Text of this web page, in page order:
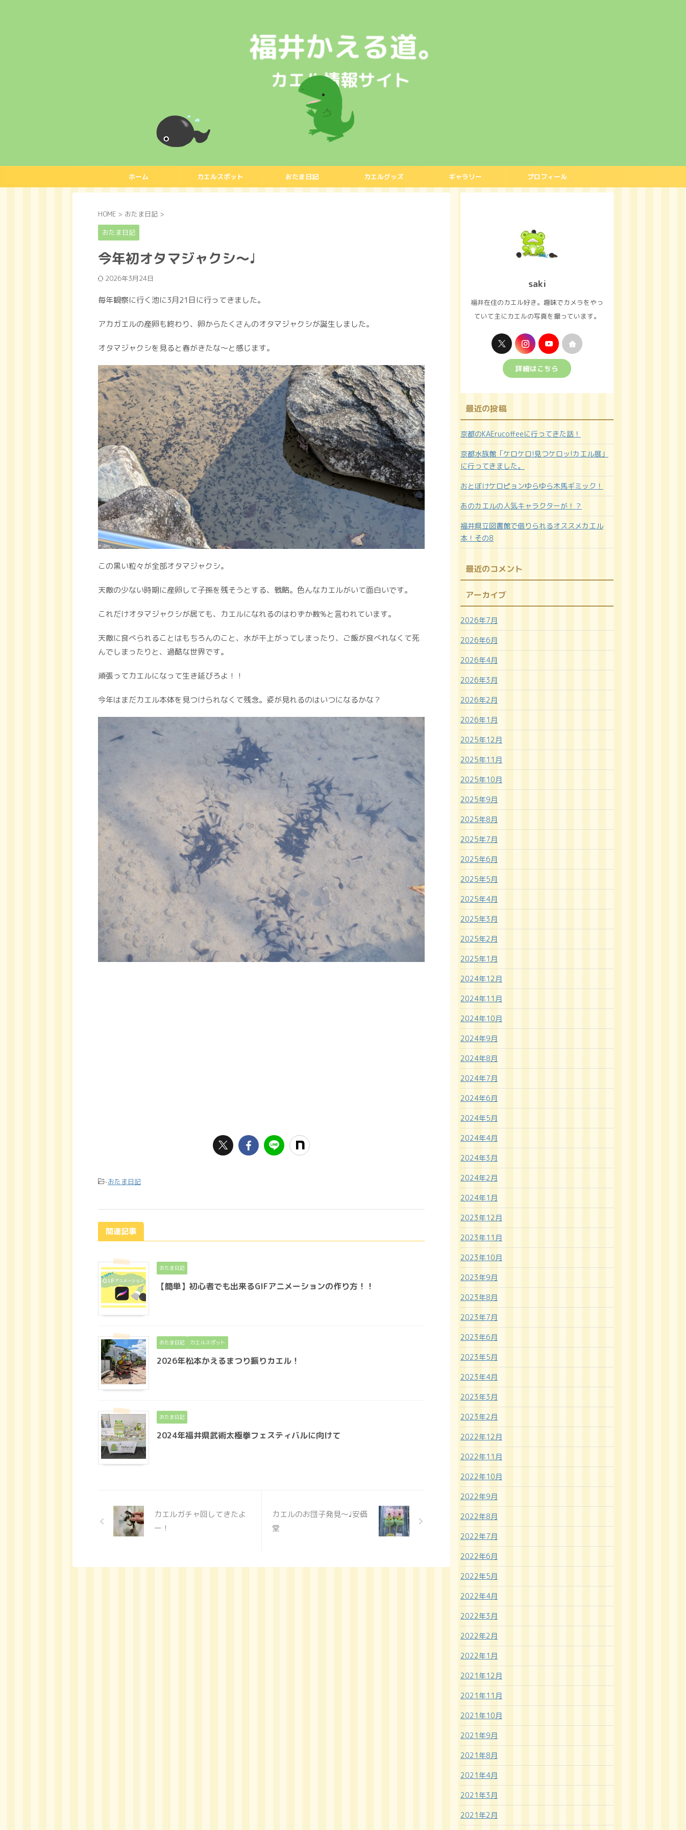
ホーム カエルスポット おたま日記 カエルグッズ ギャラリー プロフィール
HOME > おたま日記 >
おたま日記
今年初オタマジャクシ〜♩
2026年3月24日
毎年観察に行く池に3月21日に行ってきました。
アカガエルの産卵も終わり、卵からたくさんのオタマジャクシが誕生しました。
オタマジャクシを見ると春がきたな〜と感じます。
この黒い粒々が全部オタマジャクシ。
天敵の少ない時期に産卵して子孫を残そうとする、戦略。色んなカエルがいて面白いです。
これだけオタマジャクシが居ても、カエルになれるのはわずか数%と言われています。
天敵に食べられることはもちろんのこと、水が干上がってしまったり、ご飯が食べれなくて死
んでしまったりと、過酷な世界です。
頑張ってカエルになって生き延びろよ！！
今年はまだカエル本体を見つけられなくて残念。姿が見れるのはいつになるかな？
-おたま日記
関連記事
おたま日記
【簡単】初心者でも出来るGIFアニメーションの作り方！！
おたま日記 カエルスポット
2026年松本かえるまつり振りカエル！
おたま日記
2024年福井県武術太極拳フェスティバルに向けて
カエルガチャ回してきたよ
ー！
カエルのお団子発見〜♩安価
堂
saki
福井在住のカエル好き。趣味でカメラをやっ
ていて主にカエルの写真を撮っています。
詳細はこちら
最近の投稿
京都のKAErucoffeeに行ってきた話！
京都水族館「ケロケロ!見つケロッ!カエル展」
に行ってきました。
おとぼけケロピョンゆらゆら木馬ギミック！
あのカエルの人気キャラクターが！？
福井県立図書館で借りられるオススメカエル
本！その8
最近のコメント
アーカイブ
2026年7月
2026年6月
2026年4月
2026年3月
2026年2月
2026年1月
2025年12月
2025年11月
2025年10月
2025年9月
2025年8月
2025年7月
2025年6月
2025年5月
2025年4月
2025年3月
2025年2月
2025年1月
2024年12月
2024年11月
2024年10月
2024年9月
2024年8月
2024年7月
2024年6月
2024年5月
2024年4月
2024年3月
2024年2月
2024年1月
2023年12月
2023年11月
2023年10月
2023年9月
2023年8月
2023年7月
2023年6月
2023年5月
2023年4月
2023年3月
2023年2月
2022年12月
2022年11月
2022年10月
2022年9月
2022年8月
2022年7月
2022年6月
2022年5月
2022年4月
2022年3月
2022年2月
2022年1月
2021年12月
2021年11月
2021年10月
2021年9月
2021年8月
2021年4月
2021年3月
2021年2月